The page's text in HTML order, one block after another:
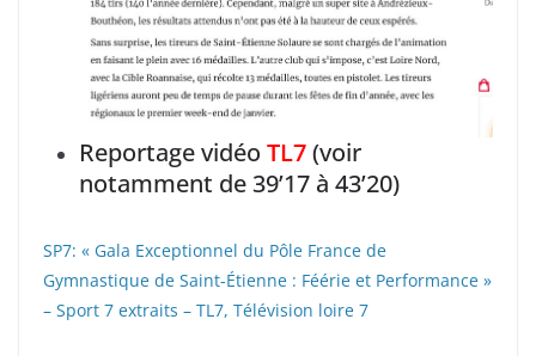
Reportage vidéo TL7(voir
notamment de 39’17 à 43’20)
SP7: « Gala Exceptionnel du Pôle France de
Gymnastique de Saint-Étienne : Féérie et Performance »
– Sport 7 extraits – TL7, Télévision loire 7